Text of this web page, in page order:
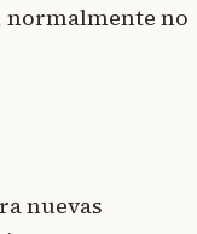
normalmente no
nuevas